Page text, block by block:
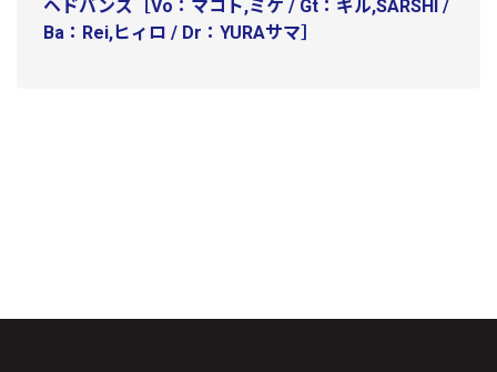
ヘドバンズ［Vo：マコト,ミケ / Gt：ギル,SARSHI /
Ba：Rei,ヒィロ / Dr：YURAサマ］